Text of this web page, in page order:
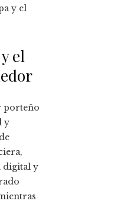
y el
el
porteño
y
digital y